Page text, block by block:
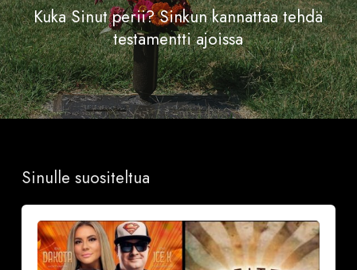
Kuka Sinut perii? Sinkun kannattaa tehdä
testamentti ajoissa
Sinulle suositeltua
19.9.2026